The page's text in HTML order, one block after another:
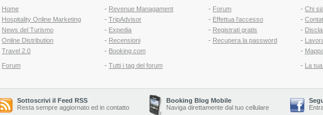
Home
Hospitality Online Marketing
News del Turismo
Online Distribution
Travel 2.0
Forum
- Revenue Managament
- TripAdvisor
- Expedia
- Recensioni
- Booking.com
- Tutti i tag del forum
- Forum
- Effettua l'accesso
- Registrati gratis
- Recupera la password
- Chi
-
-
-
-
- La
Sottoscrivi il Feed RSS
Resta sempre aggiornato ed in contatto
Booking Blog Mobile
Naviga direttamente dal tuo cellulare